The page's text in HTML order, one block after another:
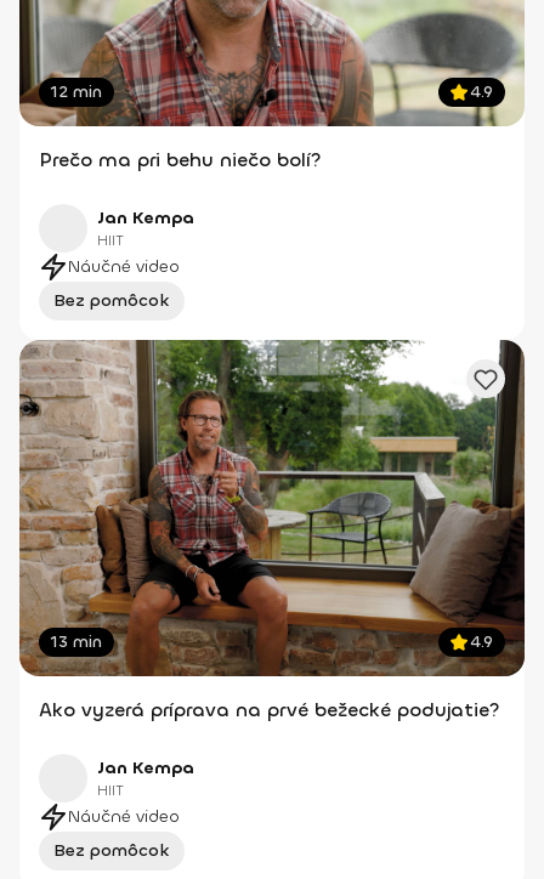
12 min 4.9
Prečo ma pri behu niečo bolí?
Jan Kempa
HIIT
Náučné video
Bez pomôcok
13 min 4.9
Ako vyzerá príprava na prvé bežecké podujatie?
Jan Kempa
HIIT
Náučné video
Bez pomôcok